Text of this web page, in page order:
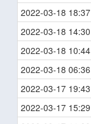
2022-03-18 18:37
2022-03-18 14:30
2022-03-18 10:44
2022-03-18 06:36
2022-03-17 19:43
2022-03-17 15:29